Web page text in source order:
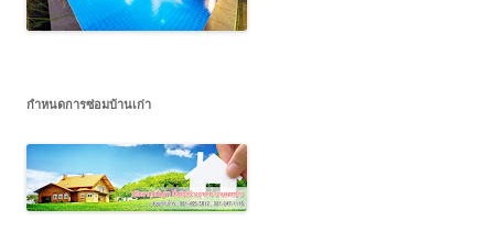
กำหนดการซ่อมบ้านเก่า